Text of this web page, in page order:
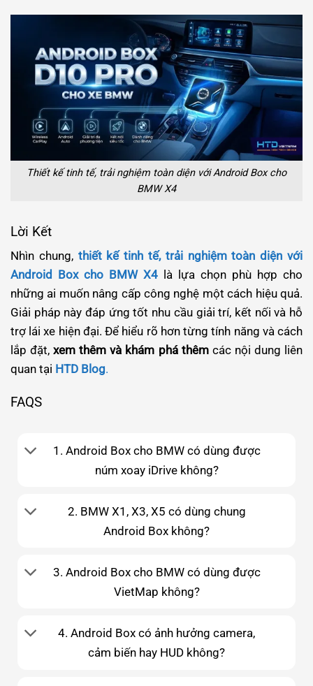
Thiết kế tinh tế, trải nghiệm toàn diện với Android Box cho
BMW X4
Lời Kết
Nhìn chung, thiết kế tinh tế, trải nghiệm toàn diện với
Android Box cho BMW X4 là lựa chọn phù hợp cho
những ai muốn nâng cấp công nghệ một cách hiệu quả.
Giải pháp này đáp ứng tốt nhu cầu giải trí, kết nối và hỗ
trợ lái xe hiện đại. Để hiểu rõ hơn từng tính năng và cách
lắp đặt,xem thêm và khám phá thêmcác nội dung liên
quan tại HTD Blog.
FAQS
1. Android Box cho BMW có dùng được
núm xoay iDrive không?
2. BMW X1, X3, X5 có dùng chung
Android Box không?
3. Android Box cho BMW có dùng được
VietMap không?
4. Android Box có ảnh hưởng camera,
cảm biến hay HUD không?